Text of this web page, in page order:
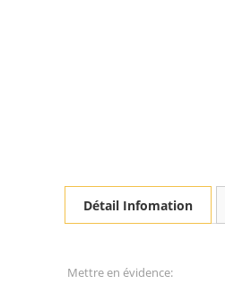
Détail Infomation
Mettre en évidence: